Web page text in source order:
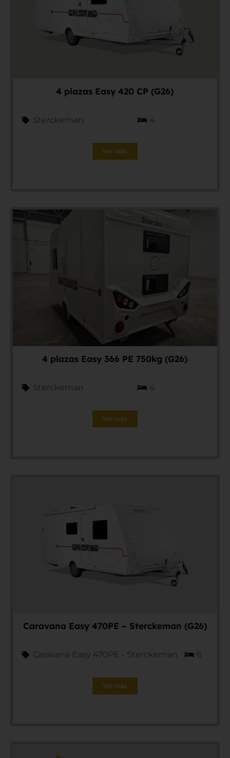
4 plazas Easy 420 CP (G26)
Sterckeman 4
Ver más
4 plazas Easy 366 PE 750kg (G26)
Sterckeman 4
Ver más
Caravana Easy 470PE – Sterckeman (G26)
Caravana Easy 470PE - Sterckeman 6
Ver más